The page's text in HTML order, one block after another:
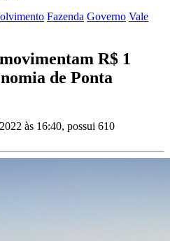
Fazenda Governo Vale
R$ 1
de Ponta
às 16:40, possui 610